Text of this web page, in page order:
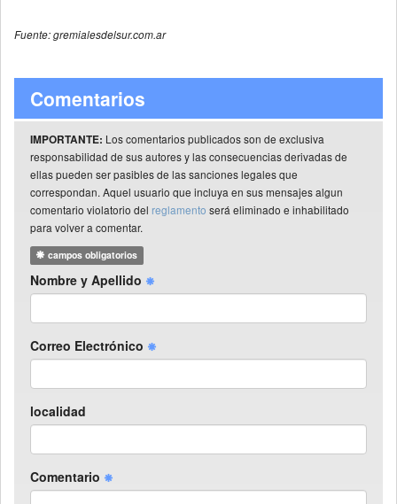
Fuente: gremialesdelsur.com.ar
Comentarios
IMPORTANTE: Los comentarios publicados son de exclusiva
responsabilidad de sus autores y las consecuencias derivadas de
ellas pueden ser pasibles de las sanciones legales que
correspondan. Aquel usuario que incluya en sus mensajes algun
comentario violatorio del reglamento será eliminado e inhabilitado
para volver a comentar.
campos obligatorios
Nombre y Apellido
Correo Electrónico
localidad
Comentario